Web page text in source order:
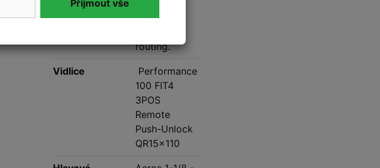
BB, Internal
routing.
Vidlice
Performance
100 FIT4
3POS
Remote
Push-Unlock
QR15x110
Přijmout vše